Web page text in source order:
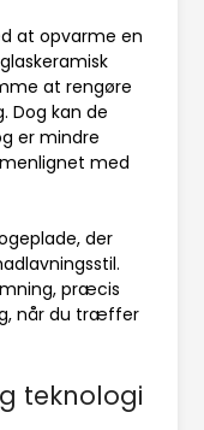
at opvarme en
at rengøre
Dog kan de
er mindre
med
der
præcis
når du træffer
teknologi